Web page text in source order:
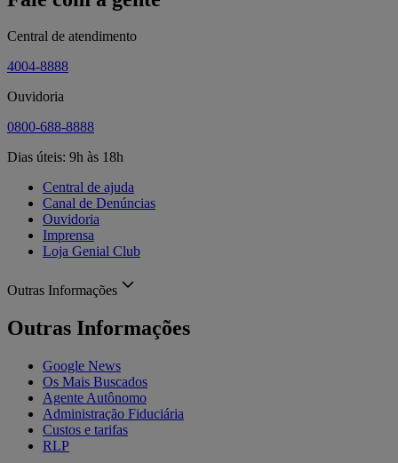
Central de atendimento
4004-8888
Ouvidoria
0800-688-8888
Dias úteis: 9h às 18h
Central de ajuda
Canal de Denúncias
Ouvidoria
Imprensa
Loja Genial Club
Outras Informações
Outras Informações
Google News
Os Mais Buscados
Agente Autônomo
Administração Fiduciária
Custos e tarifas
RLP